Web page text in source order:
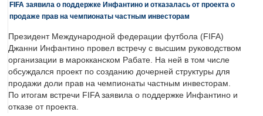
FIFA заявила о поддержке Инфантино и отказалась от проекта о
продаже прав на чемпионаты частным инвесторам
Президент Международной федерации футбола (FIFA)
Джанни Инфантино провел встречу с высшим руководством
организации в марокканском Рабате. На ней в том числе
обсуждался проект по созданию дочерней структуры для
продажи доли прав на чемпионаты частным инвесторам.
По итогам встречи FIFA заявила о поддержке Инфантино и
отказе от проекта.